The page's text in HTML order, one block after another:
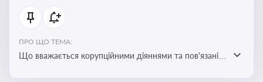
ПРО ЩО ТЕМА:
Що вважається корупційними діяннями та пов'язані з